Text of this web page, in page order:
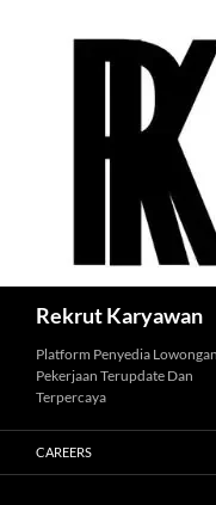
Rekrut Karyawan
Platform Penyedia Lowongan
Pekerjaan Terupdate Dan
Terpercaya
CAREERS